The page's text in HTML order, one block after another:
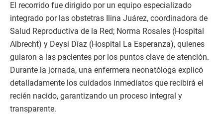
El recorrido fue dirigido por un equipo especializado
integrado por las obstetras Ilina Juárez, coordinadora de
Salud Reproductiva de la Red; Norma Rosales (Hospital
Albrecht) y Deysi Díaz (Hospital La Esperanza), quienes
guiaron a las pacientes por los puntos clave de atención.
Durante la jornada, una enfermera neonatóloga explicó
detalladamente los cuidados inmediatos que recibirá el
recién nacido, garantizando un proceso integral y
transparente.